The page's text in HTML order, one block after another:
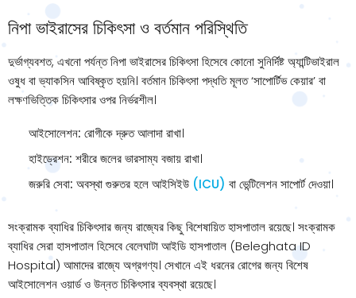
নিপা ভাইরাসের চিকিৎসা ও বর্তমান পরিস্থিতি
দুর্ভাগ্যবশত, এখনো পর্যন্ত নিপা ভাইরাসের চিকিৎসা হিসেবে কোনো সুনির্দিষ্ট অ্যান্টিভাইরাল
ওষুধ বা ভ্যাকসিন আবিষ্কৃত হয়নি। বর্তমান চিকিৎসা পদ্ধতি মূলত ‘সাপোর্টিভ কেয়ার’ বা
লক্ষণভিত্তিক চিকিৎসার ওপর নির্ভরশীল।
আইসোলেশন: রোগীকে দ্রুত আলাদা রাখা।
হাইড্রেশন: শরীরে জলের ভারসাম্য বজায় রাখা।
জরুরি সেবা: অবস্থা গুরুতর হলে আইসিইউ (ICU) বা ভেন্টিলেশন সাপোর্ট দেওয়া।
সংক্রামক ব্যাধির চিকিৎসার জন্য রাজ্যের কিছু বিশেষায়িত হাসপাতাল রয়েছে। সংক্রামক
ব্যাধির সেরা হাসপাতাল হিসেবে বেলেঘাটা আইডি হাসপাতাল (Beleghata ID
Hospital) আমাদের রাজ্যে অগ্রগণ্য। সেখানে এই ধরনের রোগের জন্য বিশেষ
আইসোলেশন ওয়ার্ড ও উন্নত চিকিৎসার ব্যবস্থা রয়েছে।